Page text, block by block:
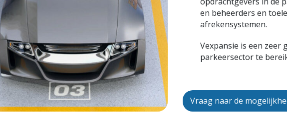
en beheerders en
afrekensystemen.
Vexpansie is een zeer
parkeersector te
Vraag naar de